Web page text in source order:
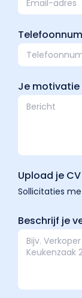
Je motivatie
Upload je CV
Sollicitaties
Beschrijf je